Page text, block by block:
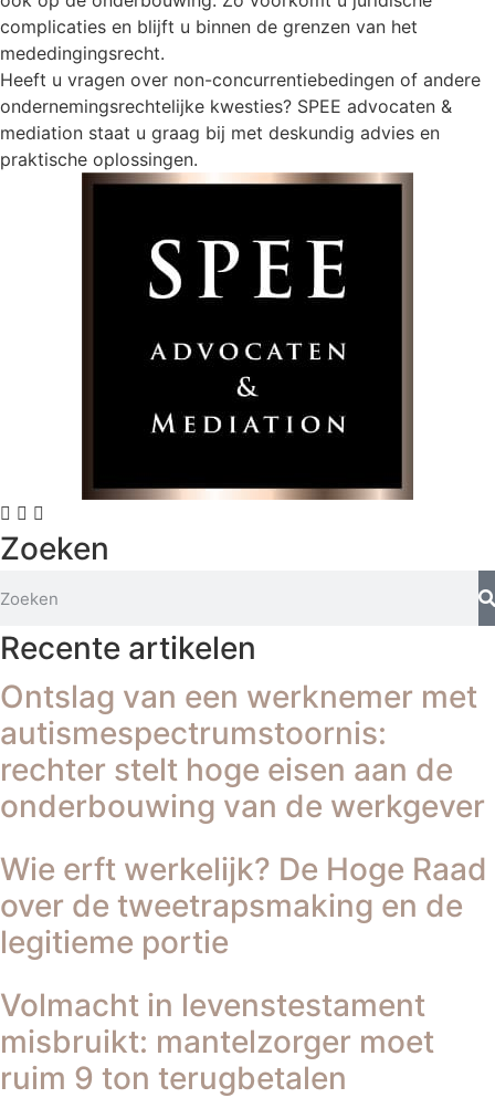
complicaties en blijft u binnen de grenzen van het
mededingingsrecht.
Heeft u vragen over non-concurrentiebedingen of andere
ondernemingsrechtelijke kwesties? SPEE advocaten &
mediation staat u graag bij met deskundig advies en
praktische oplossingen.
Zoeken
Recente artikelen
Ontslag van een werknemer met
autismespectrumstoornis:
rechter stelt hoge eisen aan de
onderbouwing van de werkgever
Wie erft werkelijk? De Hoge Raad
over de tweetrapsmaking en de
legitieme portie
Volmacht in levenstestament
misbruikt: mantelzorger moet
ruim 9 ton terugbetalen